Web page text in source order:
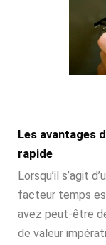
Les avantages
rapide
Lorsqu’il s’agit
facteur temps
avez peut-être
de valeur